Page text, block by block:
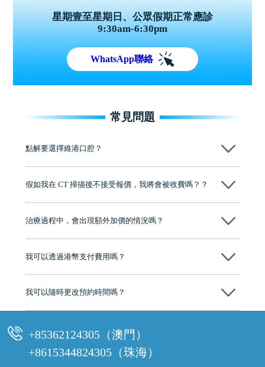
星期壹至星期日、公眾假期正常應診
9:30am-6:30pm
WhatsApp聯絡
常見問題
點解要選擇維港口腔？
牌」、「2025香港企業領袖品牌」，是諾貝爾種植系統全球放心植牙中
至今已服務超過三十個國家和地區的顧客，受到粵港澳大灣區及周邊城
有咨詢及服務保障中心，有任何問題都可以隨時預約免費咨詢，讓人十
假如我在 CT 掃描後不接受報價，我將會被收費嗎？？
治療過程中，會出現額外加價的情況嗎？
我可以透過港幣支付費用嗎？
可以。維港口腔會按照當日匯率轉算收取費用，而匯率會及時告知客人
我可以隨時更改預約時間嗎？
+85362124305（澳門）
+8615344824305（珠海）